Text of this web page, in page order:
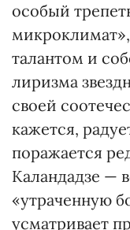
особый
талантом и
лиризма
своей
кажется,
поражается
Каландадзе —
«утраченную
усматривает